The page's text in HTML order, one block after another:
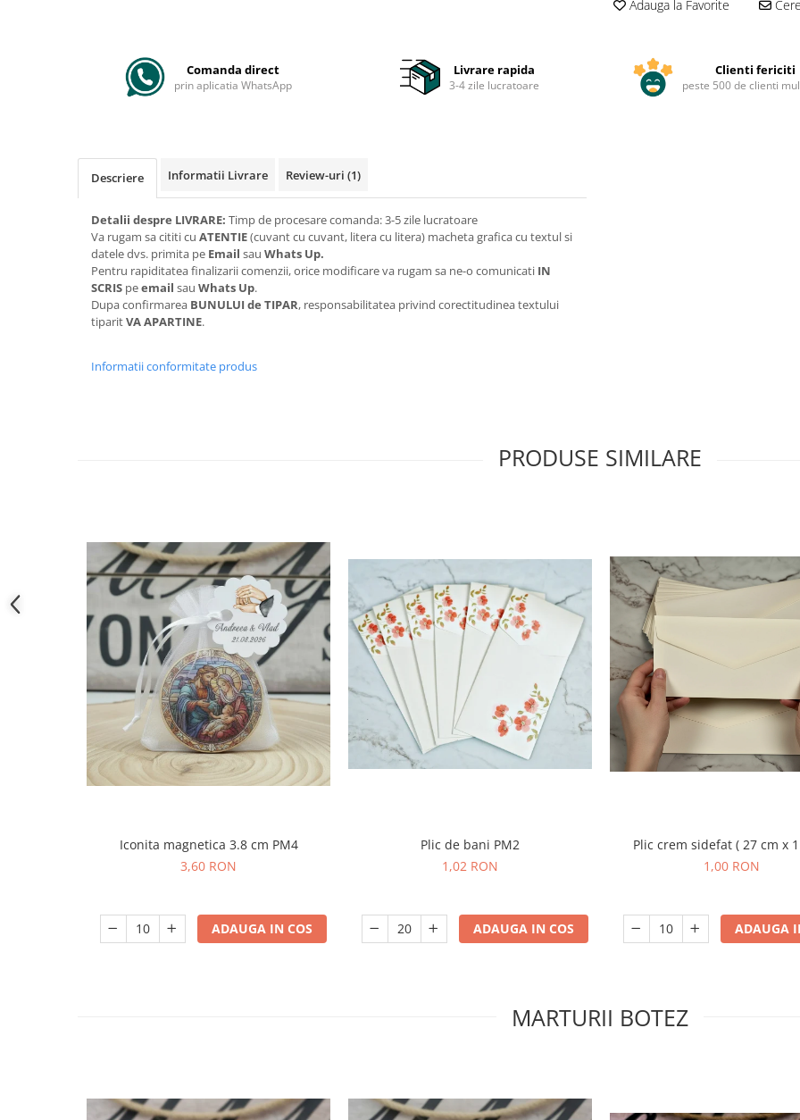
Adauga la Favorite
Comanda direct
prin aplicatia WhatsApp
Livrare rapida
3-4 zile lucratoare
Clienti fericiti
peste 500 de clienti
Descriere Informatii Livrare Review-uri (1)
Detalii despre LIVRARE: Timp de procesare comanda: 3-5 zile lucratoare
Va rugam sa cititi cu ATENTIE(cuvant cu cuvant, litera cu litera) macheta grafica cu textul si
datele dvs. primita pe Email sau Whats Up.
Pentru rapiditatea finalizarii comenzii, orice modificare va rugam sa ne-o comunicati IN
SCRIS peemail sau Whats Up.
Dupa confirmarea BUNULUI de TIPAR, responsabilitatea privind corectitudinea textului
tiparitVA APARTINE.
Informatii conformitate produs
PRODUSE SIMILARE
Iconita magnetica 3.8 cm PM4
3,60 RON
ADAUGA IN COS
Plic de bani PM2
1,02 RON
ADAUGA IN COS
Plic crem sidefat ( 27 cm x
1,00 RON
ADAUGA
MARTURII BOTEZ